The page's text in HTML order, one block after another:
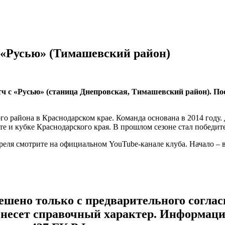
(Тимашевский район)
с «Русью» (станица Днепровская, Тимашевский район).
района в Краснодарском крае. Команда основана в 2014
и кубке Краснодарского края. В прошлом сезоне стал
смотрите на официальном YouTube-канале клуба. Начало
только с предварительного
справочный характер.